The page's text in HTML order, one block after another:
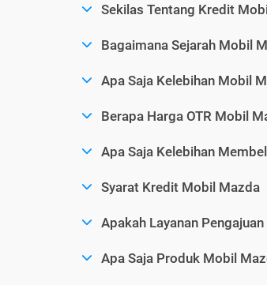
Sekilas Tentang Kredit
Bagaimana Sejarah Mobil
Apa Saja Kelebihan Mobil
Berapa Harga OTR Mobil
Apa Saja Kelebihan
Syarat Kredit Mobil Mazda
Apakah Layanan
Apa Saja Produk Mobil